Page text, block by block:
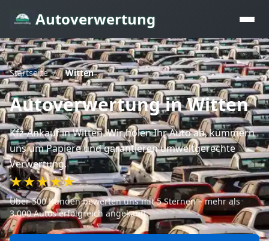
Autoverwertung
Startseite / Witten
Autoverwertungin Witten
Kfz-Ankaufin Witten. Wir holen Ihr Auto ab, kümmern
uns um Papiere und garantieren umweltgerechte
Verwertung.
★★★★★
Über 500 Kunden bewerten uns mit 5 Sternen – mehr als
3.000 Autos erfolgreich angekauft.